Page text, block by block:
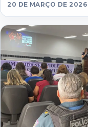
20 DE MARÇO DE 2026